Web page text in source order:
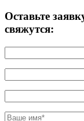
Оставьте
свяжутся: